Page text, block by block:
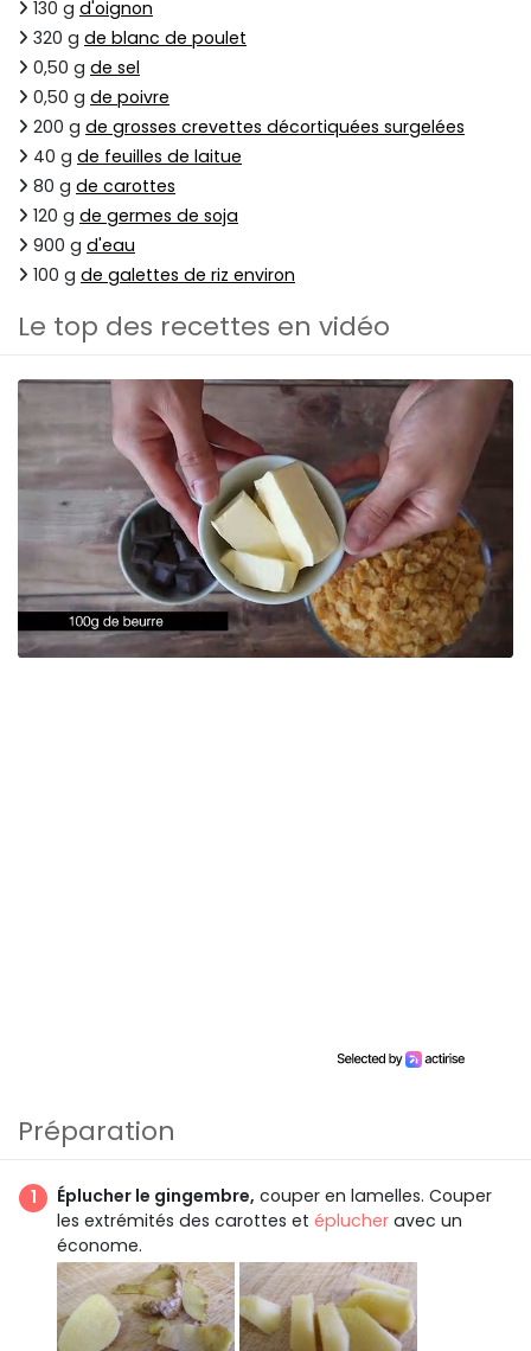
130 g d'oignon
320 g de blanc de poulet
0,50 g de sel
0,50 g de poivre
200 g de grosses crevettes décortiquées surgelées
40 g de feuilles de laitue
80 g de carottes
120 g de germes de soja
900 g d'eau
100 g de galettes de riz environ
Le top des recettes en vidéo
Préparation
Éplucher le gingembre, couper en lamelles. Couper
les extrémités des carottes et éplucher avec un
économe.